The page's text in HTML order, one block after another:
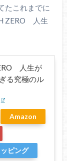
たこれまでに
ZERO 人生
人生が
る究極のル
Amazon
ピング